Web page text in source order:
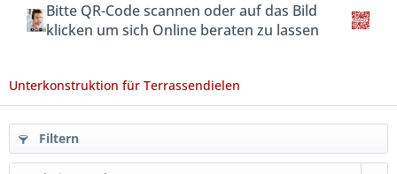
Bitte QR-Code scannen oder auf das Bild
klicken um sich Online beraten zu lassen
Unterkonstruktion für Terrassendielen
Filtern